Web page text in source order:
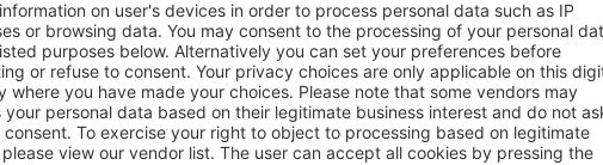
Mesele servite la clasa business sunt variate, servite în veselă de
pasagerilor le sunt puse la dispoziție echipamente audio-video, în
asemenea, limita de bagaje de cală la clasa business este mai mare
iar pe aeroport pasagerii au prioritate la îmbarcare și la debarcare,
și de tranzit dotate cu tot confortul.